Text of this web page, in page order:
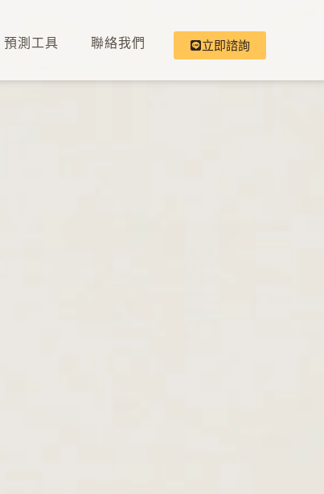
預測工具 聯絡我們 立即諮詢